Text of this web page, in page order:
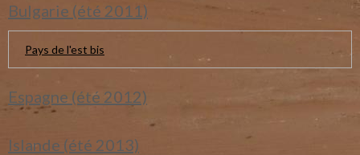
Bulgarie (été 2011)
Pays de l'est bis
Espagne (été 2012)
Islande (été 2013)